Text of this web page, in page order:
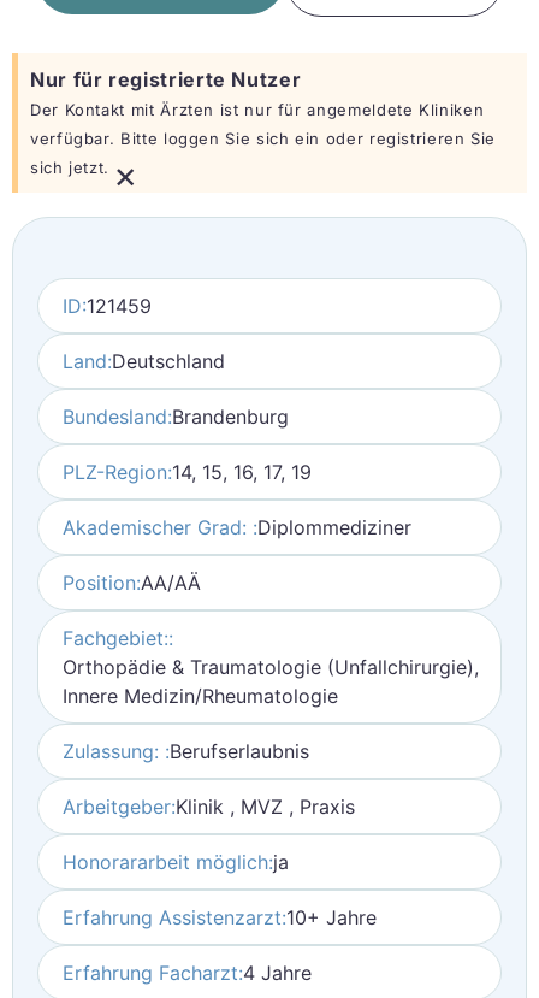
Nur für registrierte Nutzer
Der Kontakt mit Ärzten ist nur für angemeldete Kliniken
verfügbar. Bitte loggen Sie sich ein oder registrieren Sie
sich jetzt. ×
ID:121459
Land:Deutschland
Bundesland:Brandenburg
PLZ-Region:14, 15, 16, 17, 19
Akademischer Grad: :Diplommediziner
Position:AA/AÄ
Fachgebiet::
Orthopädie & Traumatologie (Unfallchirurgie),
Innere Medizin/Rheumatologie
Zulassung: :Berufserlaubnis
Arbeitgeber:Klinik , MVZ , Praxis
Honorararbeit möglich:ja
Erfahrung Assistenzarzt:10+ Jahre
Erfahrung Facharzt:4 Jahre